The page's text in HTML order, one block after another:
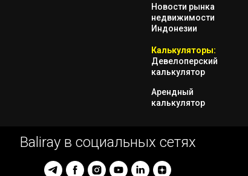
Новости рынка
недвижимости
Индонезии
Калькуляторы:
Девелоперский
калькулятор
Арендный
калькулятор
Baliray в социальных сетях